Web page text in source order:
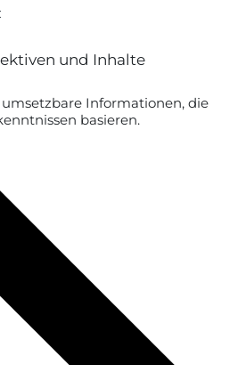
und Inhalte
Informationen, die
basieren.